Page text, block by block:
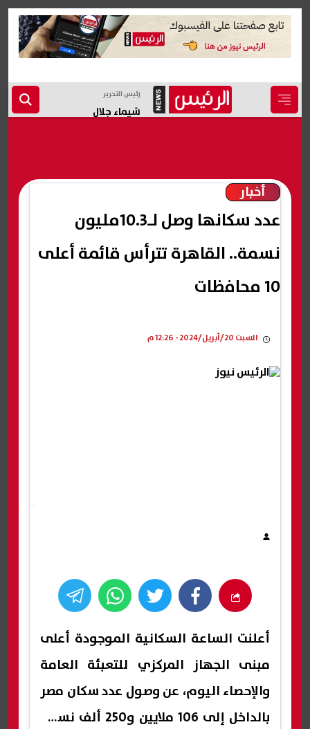
رئيس التحرير
شيماء جلال
أخبار
عدد سكانها وصل لـ10.3مليون
نسمة.. القاهرة تترأس قائمة أعلى
10 محافظات
السبت 20/أبريل/2024 - 12:26 م
أعلنت الساعة السكانية الموجودة أعلى
مبنى الجهاز المركزي للتعبئة العامة
والإحصاء اليوم، عن وصول عدد سكان مصر
بالداخل إلى 106 ملايين و250 ألف نسمة